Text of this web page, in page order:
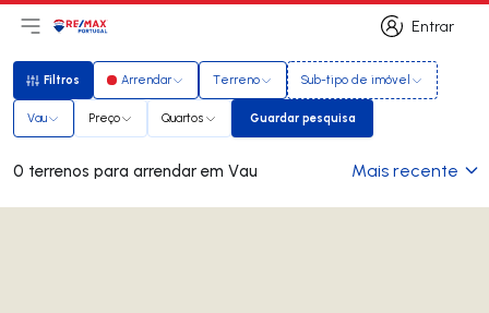
Entrar
Entrar
Abri menu principal
LogoIr para página inicial
Filtros
Filtros Arrendar Terreno Sub-tipo de imóvel
Vau Preço Quartos Guardar pesquisa
Guardar pesquisa
0 terrenos para arrendar em Vau Mais recente